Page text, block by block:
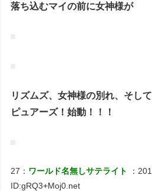
落ち込むマイの前に女神様が
リズムズ、女神様の別れ、そし
ピュアーズ！始動！！！
27： ワールド名無しサテライト
：
ID:gRQ3+Moj0.net